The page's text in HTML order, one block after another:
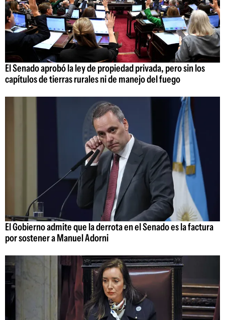
El Senado aprobó la ley de propiedad privada, pero sin los
capítulos de tierras rurales ni de manejo del fuego
El Gobierno admite que la derrota en el Senado es la factura
por sostener a Manuel Adorni